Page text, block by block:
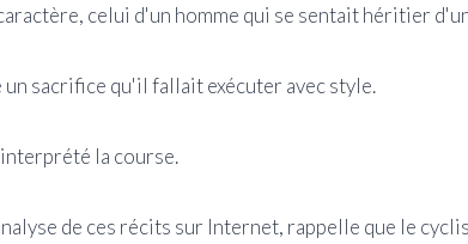
celui d'un homme qui se sentait héritier
sacrifice qu'il fallait exécuter avec style.
la course.
de ces récits sur Internet, rappelle que le